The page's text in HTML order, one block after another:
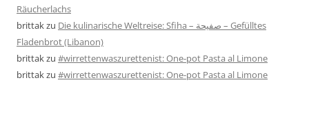
Räucherlachs
brittakzu Die kulinarische Weltreise: Sfiha – صفيحة – Gefülltes
Fladenbrot (Libanon)
brittakzu #wirrettenwaszurettenist: One-pot Pasta al Limone
brittakzu #wirrettenwaszurettenist: One-pot Pasta al Limone